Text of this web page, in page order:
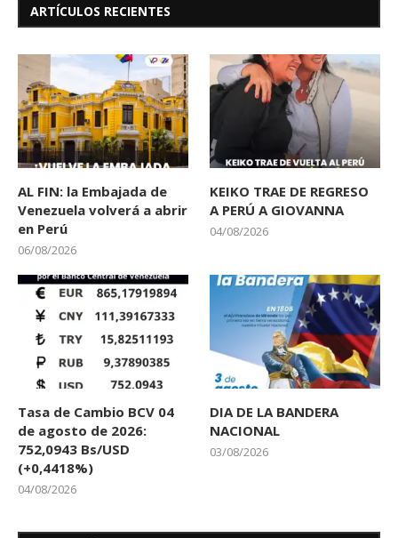
ARTÍCULOS RECIENTES
AL FIN: la Embajada de
Venezuela volverá a abrir
en Perú
06/08/2026
KEIKO TRAE DE REGRESO
A PERÚ A GIOVANNA
04/08/2026
Tasa de Cambio BCV 04
de agosto de 2026:
752,0943 Bs/USD
(+0,4418%)
04/08/2026
DIA DE LA BANDERA
NACIONAL
03/08/2026